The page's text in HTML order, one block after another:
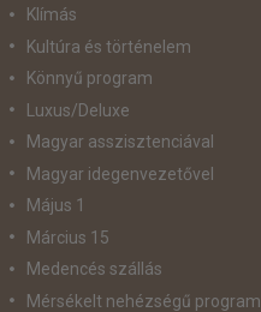
Klímás
Kultúra és történelem
Könnyű program
Luxus/Deluxe
Magyar asszisztenciával
Magyar idegenvezetővel
Május 1
Március 15
Medencés szállás
Mérsékelt nehézségű program